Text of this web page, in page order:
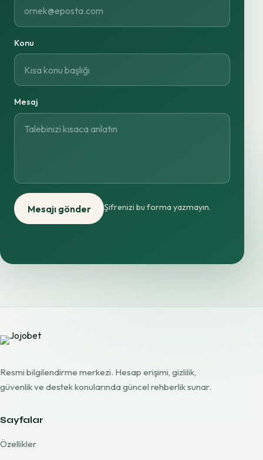
Konu
Mesaj
Mesajı gönder Şifrenizi bu forma yazmayın.
Resmi bilgilendirme merkezi. Hesap erişimi, gizlilik,
güvenlik ve destek konularında güncel rehberlik sunar.
Sayfalar
Özellikler